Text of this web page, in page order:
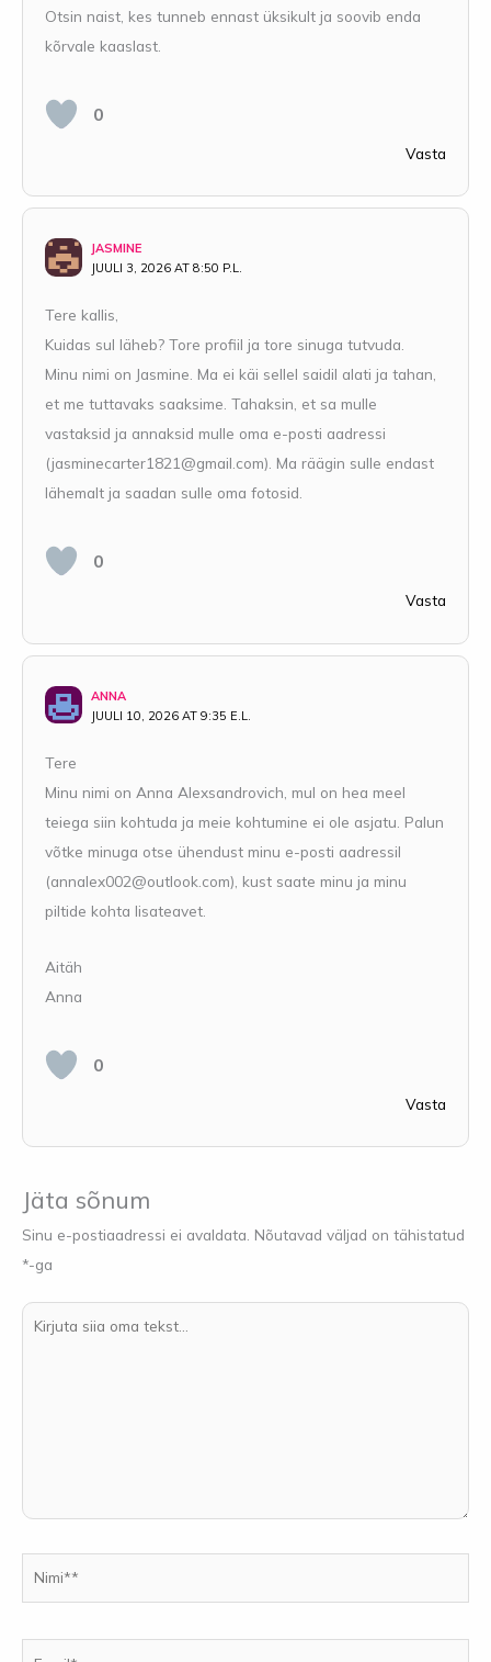
Otsin naist, kes tunneb ennast üksikult ja soovib enda
kõrvale kaaslast.
0
Vasta
JASMINE
JUULI 3, 2026 AT 8:50 P.L.
Tere kallis,
Kuidas sul läheb? Tore profiil ja tore sinuga tutvuda.
Minu nimi on Jasmine. Ma ei käi sellel saidil alati ja tahan,
et me tuttavaks saaksime. Tahaksin, et sa mulle
vastaksid ja annaksid mulle oma e-posti aadressi
(jasminecarter1821@gmail.com). Ma räägin sulle endast
lähemalt ja saadan sulle oma fotosid.
0
Vasta
ANNA
JUULI 10, 2026 AT 9:35 E.L.
Tere
Minu nimi on Anna Alexsandrovich, mul on hea meel
teiega siin kohtuda ja meie kohtumine ei ole asjatu. Palun
võtke minuga otse ühendust minu e-posti aadressil
(annalex002@outlook.com), kust saate minu ja minu
piltide kohta lisateavet.
Aitäh
Anna
0
Vasta
Jäta sõnum
Sinu e-postiaadressi ei avaldata. Nõutavad väljad on tähistatud
*-ga
Kirjuta
siia